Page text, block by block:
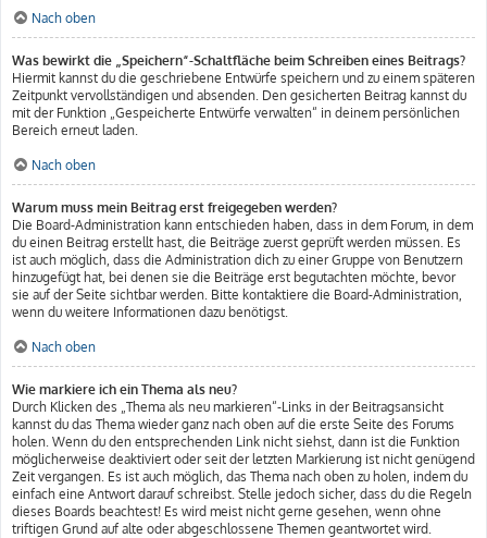
Nach oben
Was bewirkt die „Speichern“-Schaltfläche beim Schreiben eines Beitrags?
Hiermit kannst du die geschriebene Entwürfe speichern und zu einem späteren
Zeitpunkt vervollständigen und absenden. Den gesicherten Beitrag kannst du
mit der Funktion „Gespeicherte Entwürfe verwalten“ in deinem persönlichen
Bereich erneut laden.
Nach oben
Warum muss mein Beitrag erst freigegeben werden?
Die Board-Administration kann entschieden haben, dass in dem Forum, in dem
du einen Beitrag erstellt hast, die Beiträge zuerst geprüft werden müssen. Es
ist auch möglich, dass die Administration dich zu einer Gruppe von Benutzern
hinzugefügt hat, bei denen sie die Beiträge erst begutachten möchte, bevor
sie auf der Seite sichtbar werden. Bitte kontaktiere die Board-Administration,
wenn du weitere Informationen dazu benötigst.
Nach oben
Wie markiere ich ein Thema als neu?
Durch Klicken des „Thema als neu markieren“-Links in der Beitragsansicht
kannst du das Thema wieder ganz nach oben auf die erste Seite des Forums
holen. Wenn du den entsprechenden Link nicht siehst, dann ist die Funktion
möglicherweise deaktiviert oder seit der letzten Markierung ist nicht genügend
Zeit vergangen. Es ist auch möglich, das Thema nach oben zu holen, indem du
einfach eine Antwort darauf schreibst. Stelle jedoch sicher, dass du die Regeln
dieses Boards beachtest! Es wird meist nicht gerne gesehen, wenn ohne
triftigen Grund auf alte oder abgeschlossene Themen geantwortet wird.